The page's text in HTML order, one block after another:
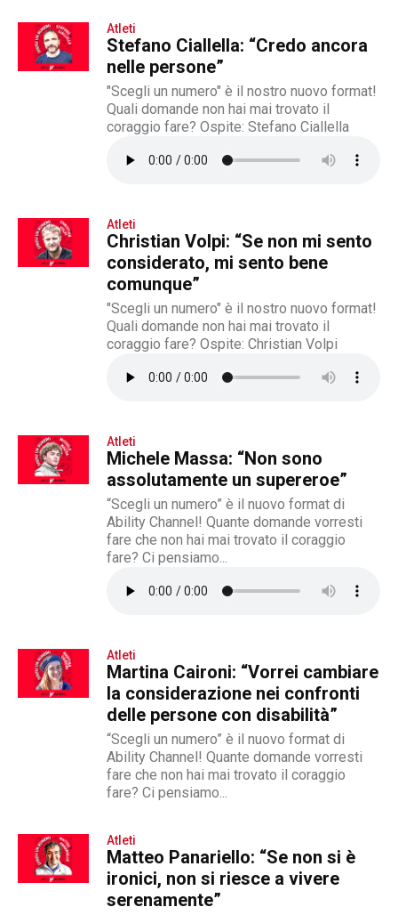
Atleti
Stefano Ciallella: “Credo ancora
nelle persone”
"Scegli un numero" è il nostro nuovo format!
Quali domande non hai mai trovato il
coraggio fare? Ospite: Stefano Ciallella
Atleti
Christian Volpi: “Se non mi sento
considerato, mi sento bene
comunque”
"Scegli un numero" è il nostro nuovo format!
Quali domande non hai mai trovato il
coraggio fare? Ospite: Christian Volpi
Atleti
Michele Massa: “Non sono
assolutamente un supereroe”
“Scegli un numero” è il nuovo format di
Ability Channel! Quante domande vorresti
fare che non hai mai trovato il coraggio
fare? Ci pensiamo...
Atleti
Martina Caironi: “Vorrei cambiare
la considerazione nei confronti
delle persone con disabilità”
“Scegli un numero” è il nuovo format di
Ability Channel! Quante domande vorresti
fare che non hai mai trovato il coraggio
fare? Ci pensiamo...
Atleti
Matteo Panariello: “Se non si è
ironici, non si riesce a vivere
serenamente”